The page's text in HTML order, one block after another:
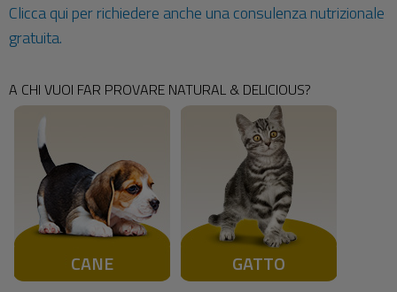
Clicca qui per richiedere anche una consulenza nutrizionale
gratuita.
A CHI VUOI FAR PROVARE NATURAL & DELICIOUS?
CANE GATTO